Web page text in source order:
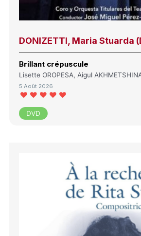
DONIZETTI, Maria Stuarda
Brillant crépuscule
Lisette OROPESA, Aigul
5 Août 2026
DVD